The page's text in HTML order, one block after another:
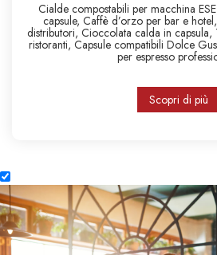
Cialde compostabili per macchina
capsule, Caffè d’orzo per bar e hotel,
distributori, Cioccolata calda in capsula,
ristoranti, Capsule compatibili Dolce
per espresso
Scopri di più